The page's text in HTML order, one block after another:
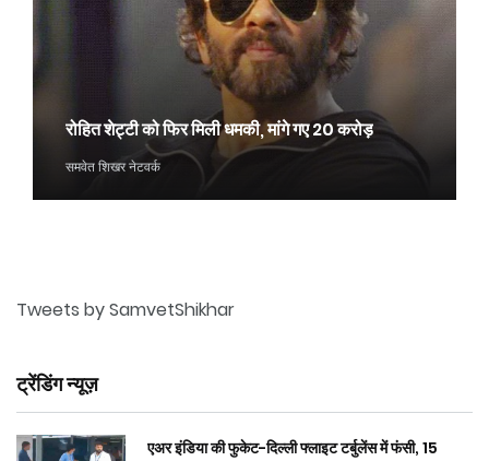
रोहित शेट्टी को फिर मिली धमकी, मांगे गए 20 करोड़
समवेत शिखर नेटवर्क
Tweets by SamvetShikhar
ट्रेंडिंग न्यूज़
एअर इंडिया की फुकेट-दिल्ली फ्लाइट टर्बुलेंस में फंसी, 15